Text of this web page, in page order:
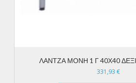
ΛΑΝΤΖΑ ΜΟΝΗ 1 Γ 40Χ40
331,93 €